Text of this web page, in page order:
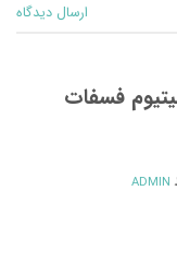
ارسال دیدگاه
فسفات
ADMIN